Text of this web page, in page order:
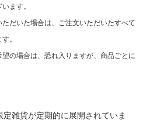
ます。
だいた場合は、ご注文いただいたすべて
。
の場合は、恐れ入りますが、商品ごとに
雑貨が定期的に展開されていま